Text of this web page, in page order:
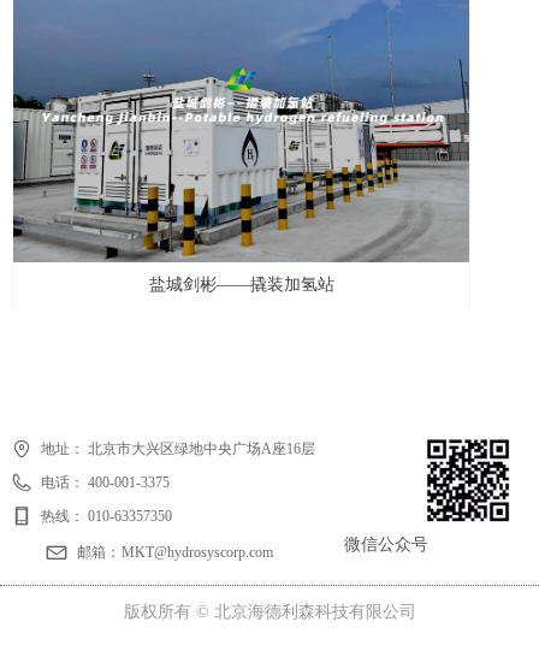
盐城剑彬——撬装加氢站
地址： 北京市大兴区绿地中央广场A座16层
电话： 400-001-3375
热线： 010-63357350
邮箱： MKT@hydrosyscorp.com 微信公众号
版权所有 © 北京海德利森科技有限公司